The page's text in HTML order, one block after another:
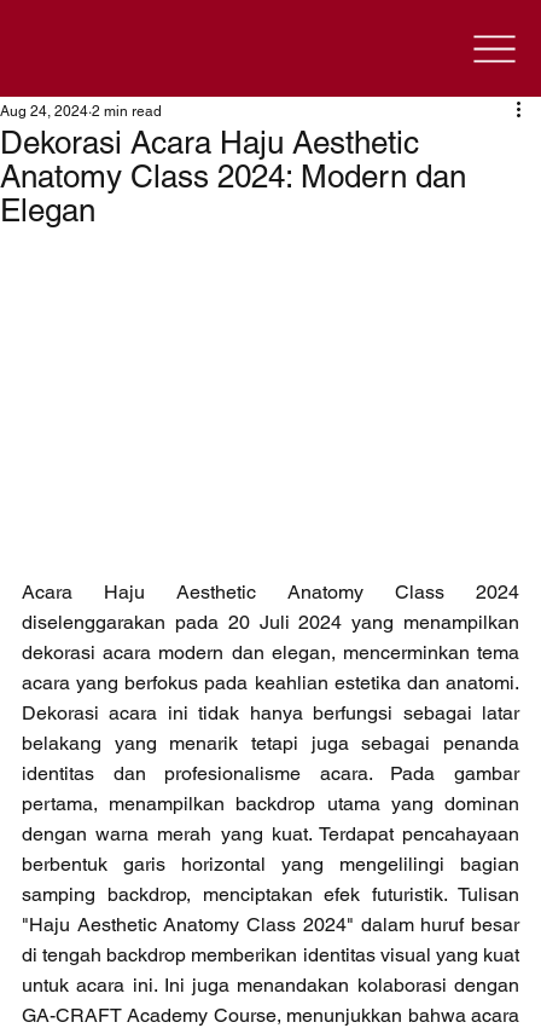
Dekorasi Acara Haju Aesthetic
Anatomy Class 2024: Modern dan
Elegan
Aug 24, 2024 2 min read
Acara Haju Aesthetic Anatomy Class 2024
diselenggarakan pada 20 Juli 2024 yang menampilkan
dekorasi acara modern dan elegan, mencerminkan tema
acara yang berfokus pada keahlian estetika dan anatomi.
Dekorasi acara ini tidak hanya berfungsi sebagai latar
belakang yang menarik tetapi juga sebagai penanda
identitas dan profesionalisme acara. Pada gambar
pertama, menampilkan backdrop utama yang dominan
dengan warna merah yang kuat. Terdapat pencahayaan
berbentuk garis horizontal yang mengelilingi bagian
samping backdrop, menciptakan efek futuristik. Tulisan
"Haju Aesthetic Anatomy Class 2024" dalam huruf besar
di tengah backdrop memberikan identitas visual yang kuat
untuk acara ini. Ini juga menandakan kolaborasi dengan
GA-CRAFT Academy Course, menunjukkan bahwa acara